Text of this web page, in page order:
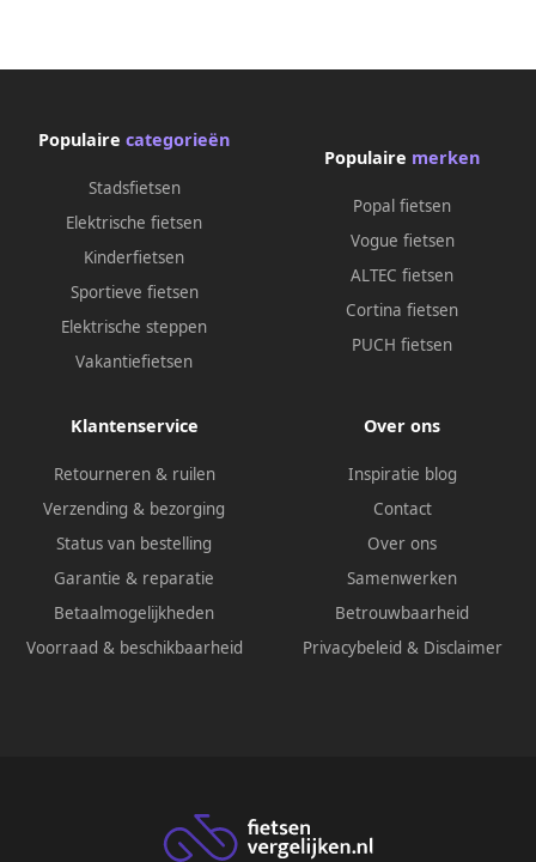
Populaire categorieën
Stadsfietsen
Elektrische fietsen
Kinderfietsen
Sportieve fietsen
Elektrische steppen
Vakantiefietsen
Populaire merken
Popal fietsen
Vogue fietsen
ALTEC fietsen
Cortina fietsen
PUCH fietsen
Klantenservice
Retourneren & ruilen
Verzending & bezorging
Status van bestelling
Garantie & reparatie
Betaalmogelijkheden
Voorraad & beschikbaarheid
Over ons
Inspiratie blog
Contact
Over ons
Samenwerken
Betrouwbaarheid
Privacybeleid & Disclaimer